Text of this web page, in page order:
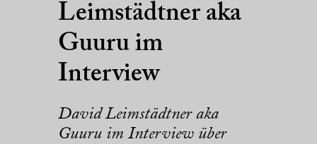
Leimstädtner aka
Guuru im
Interview
David Leimstädtner aka
Guuru im Interview über